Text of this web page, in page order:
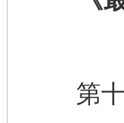
第十